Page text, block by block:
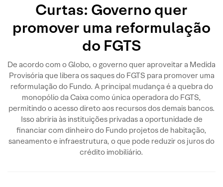
Curtas: Governo quer
promover uma reformulação
do FGTS
De acordo com o Globo, o governo quer aproveitar a Medida
Provisória que libera os saques do FGTS para promover uma
reformulação do Fundo. A principal mudança é a quebra do
monopólio da Caixa como única operadora do FGTS,
permitindo o acesso direto aos recursos dos demais bancos.
Isso abriria às instituições privadas a oportunidade de
financiar com dinheiro do Fundo projetos de habitação,
saneamento e infraestrutura, o que pode reduzir os juros do
crédito imobiliário.